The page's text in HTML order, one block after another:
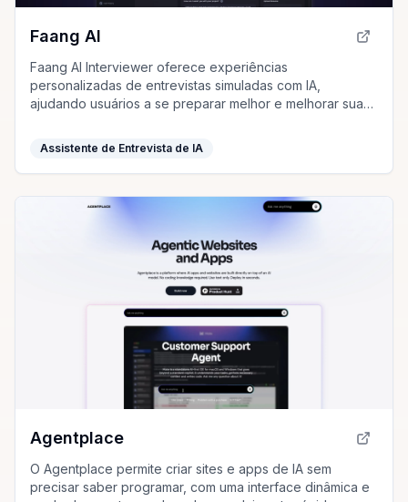
Faang AI
Faang AI Interviewer oferece experiências
personalizadas de entrevistas simuladas com IA,
ajudando usuários a se preparar melhor e melhorar suas
Assistente de Entrevista de IA
Agentplace
O Agentplace permite criar sites e apps de IA sem
precisar saber programar, com uma interface dinâmica e